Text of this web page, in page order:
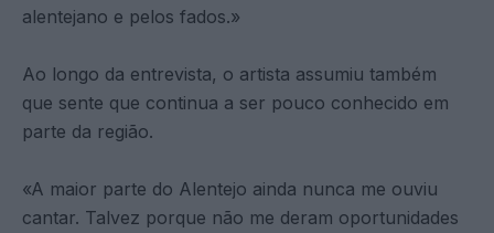
alentejano e pelos fados.»
Ao longo da entrevista, o artista assumiu também
que sente que continua a ser pouco conhecido em
parte da região.
«A maior parte do Alentejo ainda nunca me ouviu
cantar. Talvez porque não me deram oportunidades